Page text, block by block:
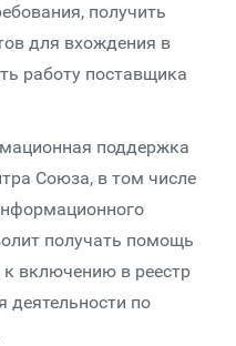
получить
для вхождения в
работу поставщика
поддержка
Союза, в том числе
получать помощь
включению в реестр
деятельности по